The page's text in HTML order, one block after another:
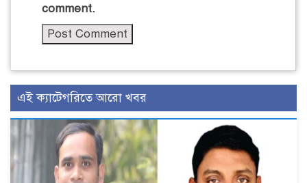
comment.
এই ক্যাটেগরিতে আরো খবর